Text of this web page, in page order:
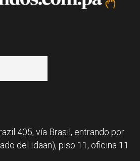
405, vía Brasil, entrando por
del Idaan), piso 11, oficina 11